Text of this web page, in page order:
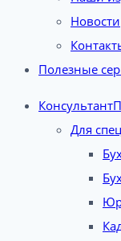
Новости
Полезные
Для